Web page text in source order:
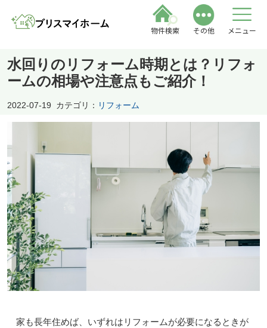
物件検索 その他 メニュー
水回りのリフォーム時期とは？リフォ
ームの相場や注意点もご紹介！
2022-07-19 カテゴリ： リフォーム
家も長年住めば、いずれはリフォームが必要になるときが